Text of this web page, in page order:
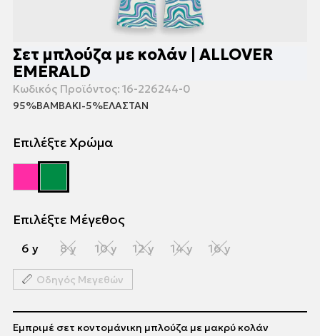
Σετ μπλούζα με κολάν | ALLOVER
EMERALD
Κωδικός Προϊόντος: 16-226244-0
95%ΒΑΜΒΑΚΙ-5%ΕΛΑΣΤΑΝ
Επιλέξτε Χρώμα
Επιλέξτε Μέγεθος
6 y 8 y 10 y 12 y 14 y 16 y
Οδηγός Μεγεθών
Εμπριμέ σετ κοντομάνικη μπλούζα με μακρύ κολάν